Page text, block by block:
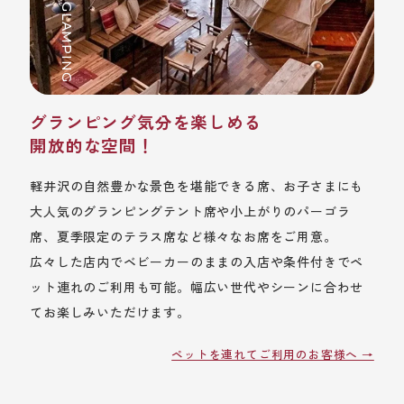
グランピング気分を楽しめる
開放的な空間！
軽井沢の自然豊かな景色を堪能できる席、お子さまにも
大人気のグランピングテント席や小上がりのパーゴラ
席、夏季限定のテラス席など様々なお席をご用意。
広々した店内でベビーカーのままの入店や条件付きでペ
ット連れのご利用も可能。幅広い世代やシーンに合わせ
てお楽しみいただけます。
ペットを連れてご利用のお客様へ →
GLAMPING